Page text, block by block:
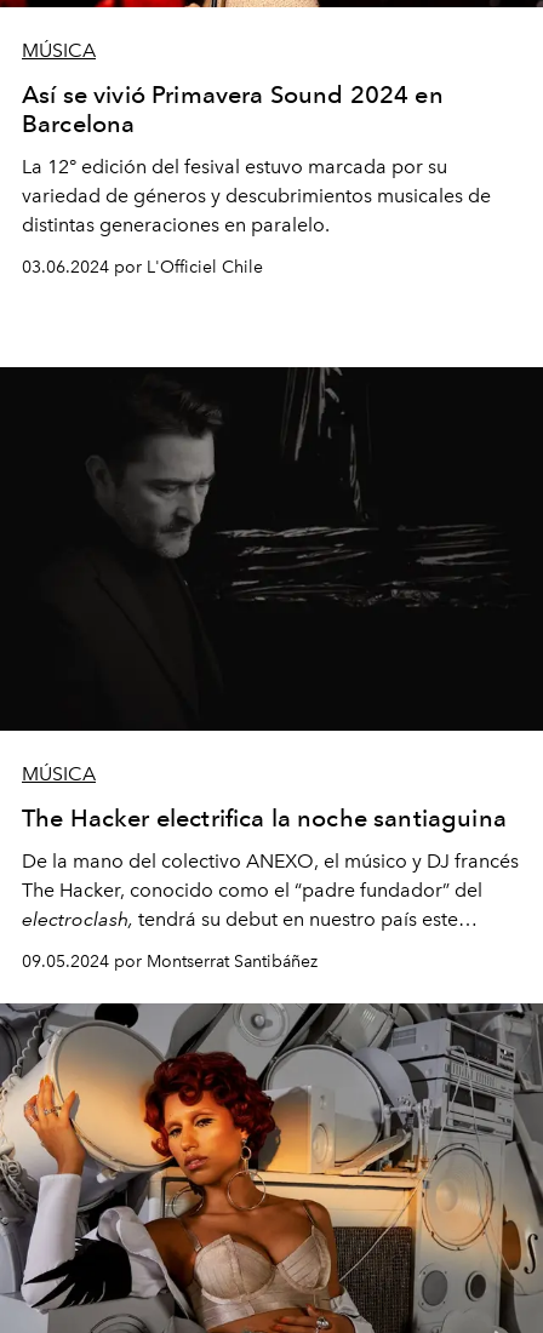
MÚSICA
Así se vivió Primavera Sound 2024 en
Barcelona
La 12° edición del fesival estuvo marcada por su
variedad de géneros y descubrimientos musicales de
distintas generaciones en paralelo.
03.06.2024 por L'Officiel Chile
MÚSICA
The Hacker electrifica la noche santiaguina
De la mano del colectivo ANEXO, el músico y DJ francés
The Hacker, conocido como el “padre fundador” del
electroclash, tendrá su debut en nuestro país este
09.05.2024 por Montserrat Santibáñez